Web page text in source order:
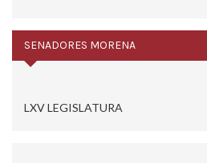
SENADORES MORENA
LXV LEGISLATURA